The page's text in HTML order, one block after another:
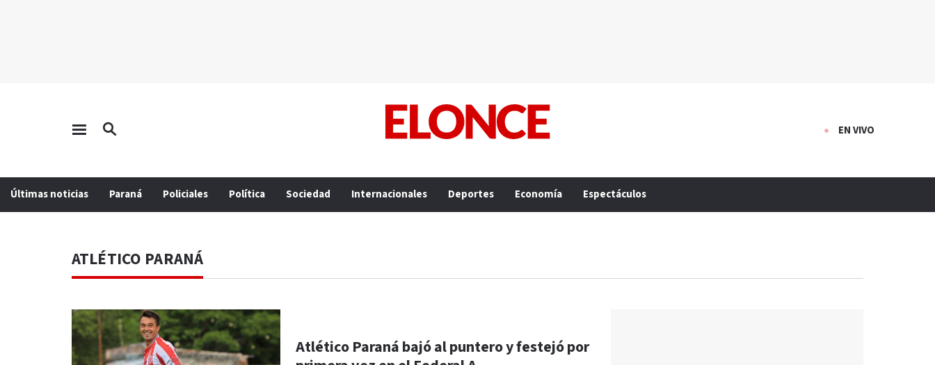
EN VIVO
Últimas noticias Paraná Policiales Política Sociedad Internacionales Deportes Economía Espectáculos
ATLÉTICO PARANÁ
Atlético Paraná bajó al puntero y festejó por